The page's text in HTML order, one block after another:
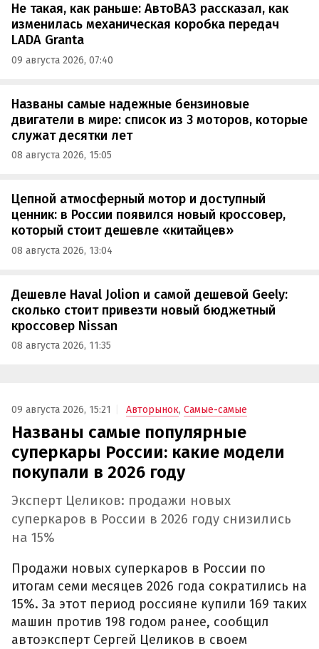
Не такая, как раньше: АвтоВАЗ рассказал, как
изменилась механическая коробка передач
LADA Granta
09 августа 2026, 07:40
Названы самые надежные бензиновые
двигатели в мире: список из 3 моторов, которые
служат десятки лет
08 августа 2026, 15:05
Цепной атмосферный мотор и доступный
ценник: в России появился новый кроссовер,
который стоит дешевле «китайцев»
08 августа 2026, 13:04
Дешевле Haval Jolion и самой дешевой Geely:
сколько стоит привезти новый бюджетный
кроссовер Nissan
08 августа 2026, 11:35
09 августа 2026, 15:21 Авторынок, Самые-самые
Названы самые популярные
суперкары России: какие модели
покупали в 2026 году
Эксперт Целиков: продажи новых
суперкаров в России в 2026 году снизились
на 15%
Продажи новых суперкаров в России по
итогам семи месяцев 2026 года сократились на
15%. За этот период россияне купили 169 таких
машин против 198 годом ранее, сообщил
автоэксперт Сергей Целиков в своем